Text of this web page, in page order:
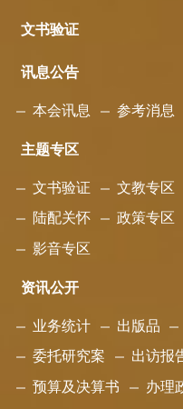
文书验证
讯息公告
本会讯息 参考消息
主题专区
文书验证 文教专区
陆配关怀 政策专区
影音专区
资讯公开
业务统计 出版品
委托研究案 出访报
预算及决算书 办理